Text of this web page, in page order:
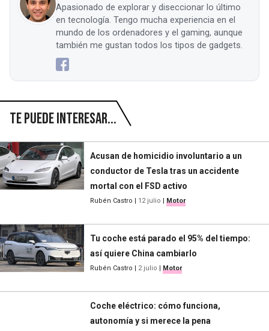
Apasionado de explorar y diseccionar lo último
en tecnología. Tengo mucha experiencia en el
mundo de los ordenadores y el gaming, aunque
también me gustan todos los tipos de gadgets.
Te puede interesar...
Acusan de homicidio involuntario a un
conductor de Tesla tras un accidente
mortal con el FSD activo
Rubén Castro 12 julio Motor
Tu coche está parado el 95% del tiempo:
así quiere China cambiarlo
Rubén Castro 2 julio Motor
Coche eléctrico: cómo funciona,
autonomía y si merece la pena